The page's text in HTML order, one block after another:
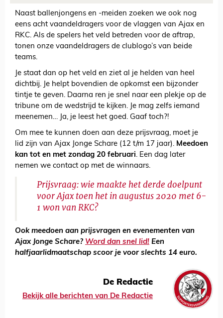
Naast ballenjongens en -meiden zoeken we ook nog
eens acht vaandeldragers voor de vlaggen van Ajax en
RKC. Als de spelers het veld betreden voor de aftrap,
tonen onze vaandeldragers de clublogo’s van beide
teams.
Je staat dan op het veld en ziet al je helden van heel
dichtbij. Je helpt bovendien de opkomst een bijzonder
tintje te geven. Daarna ren je snel naar een plekje op de
tribune om de wedstrijd te kijken. Je mag zelfs iemand
meenemen… Ja, je leest het goed. Gaaf toch?!
Om mee te kunnen doen aan deze prijsvraag, moet je
lid zijn van Ajax Jonge Schare (12 t/m 17 jaar). Meedoen
kan tot en met zondag 20 februari. Een dag later
nemen we contact op met de winnaars.
Prijsvraag: wie maakte het derde doelpunt
voor Ajax toen het in augustus 2020 met 6-
1 won van RKC?
Ook meedoen aan prijsvragen en evenementen van
Ajax Jonge Schare? Word dan snel lid! Een
halfjaarlidmaatschap scoor je voor slechts 14 euro.
De Redactie
Bekijk alle berichten van De Redactie